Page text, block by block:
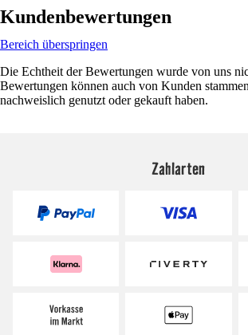
Kundenbewertungen
Bereich überspringen
Die Echtheit der Bewertungen wurde von uns
Bewertungen können auch von Kunden
nachweislich genutzt oder gekauft haben.
Zahlarten